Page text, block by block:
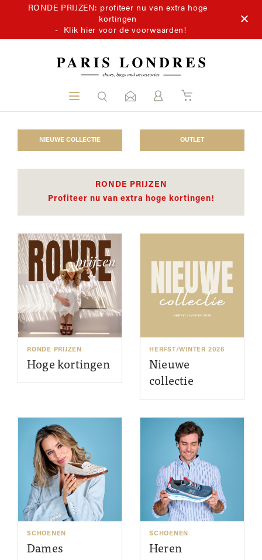
RONDE PRIJZEN: profiteer nu van extra hoge
kortingen
- Klik hier voor de voorwaarden!
NIEUWE COLLECTIE OUTLET
RONDE PRIJZEN
Profiteer nu van extra hoge kortingen!
RONDE PRIJZEN
Hoge kortingen
HERFST/WINTER 2026
Nieuwe
collectie
SCHOENEN
Dames
SCHOENEN
Heren